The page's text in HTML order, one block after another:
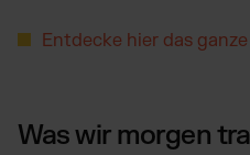
Entdecke hier das
Was wir morgen